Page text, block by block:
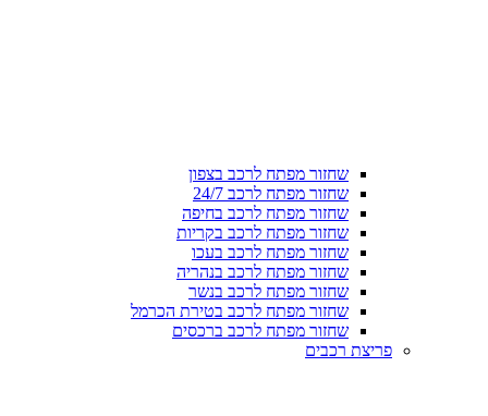
שחזור מפתח לרכב בצפון
שחזור מפתח לרכב 24/7
שחזור מפתח לרכב בחיפה
שחזור מפתח לרכב בקריות
שחזור מפתח לרכב בעכו
שחזור מפתח לרכב בנהריה
שחזור מפתח לרכב בנשר
שחזור מפתח לרכב בטירת הכרמל
שחזור מפתח לרכב ברכסים
פריצת רכבים